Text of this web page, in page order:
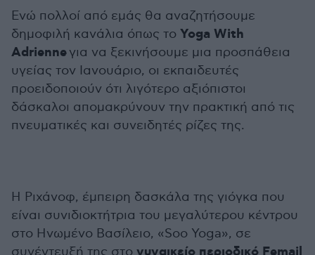
Ενώ πολλοί από εμάς θα αναζητήσουμε
δημοφιλή κανάλια όπως το Yoga With
Adrienneγια να ξεκινήσουμε μια προσπάθεια
υγείας τον Ιανουάριο, οι εκπαιδευτές
προειδοποιούν ότι λιγότερο αξιόπιστοι
δάσκαλοι απομακρύνουν την πρακτική από τις
πνευματικές και συνειδητές ρίζες της.
Η Ριχάνοφ, έμπειρη δασκάλα της γιόγκα που
είναι συνιδιοκτήτρια του μεγαλύτερου κέντρου
στο Ηνωμένο Βασίλειο, «Soo Yoga», σε
συνέντευξή της στο